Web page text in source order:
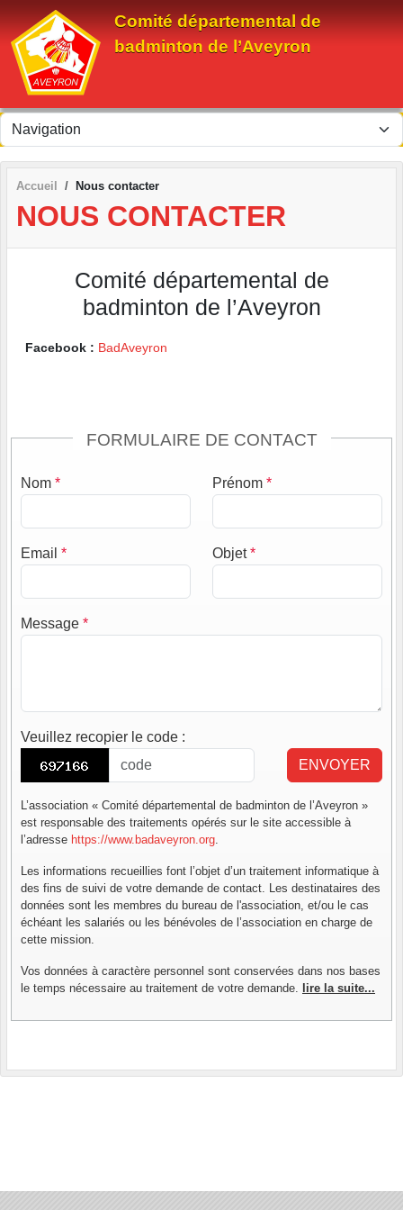
Comité départemental de
badminton de l’Aveyron
Accueil Nous contacter
NOUS CONTACTER
Comité départemental de
badminton de l’Aveyron
Facebook : BadAveyron
FORMULAIRE DE CONTACT
Nom * Prénom *
Email * Objet*
Message *
Veuillez recopier le code :
ENVOYER
L’association « Comité départemental de badminton de l’Aveyron »
est responsable des traitements opérés sur le site accessible à
l’adresse https://www.badaveyron.org
Les informations recueillies font l’objet d’un traitement informatique à
des fins de suivi de votre demande de contact. Les destinataires des
données sont les membres du bureau de l'association, et/ou le cas
échéant les salariés ou les bénévoles de l’association en charge de
cette mission.
Vos données à caractère personnel sont conservées dans nos bases
le temps nécessaire au traitement de votre demande. lire la suite...
Panneau de gestion des cookies